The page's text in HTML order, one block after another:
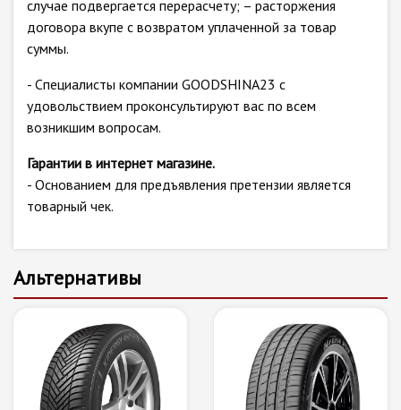
случае подвергается перерасчету; – расторжения
договора вкупе с возвратом уплаченной за товар
суммы.
- Специалисты компании GOODSHINA23 с
удовольствием проконсультируют вас по всем
возникшим вопросам.
Гарантии в интернет магазине.
- Основанием для предъявления претензии является
товарный чек.
Альтернативы